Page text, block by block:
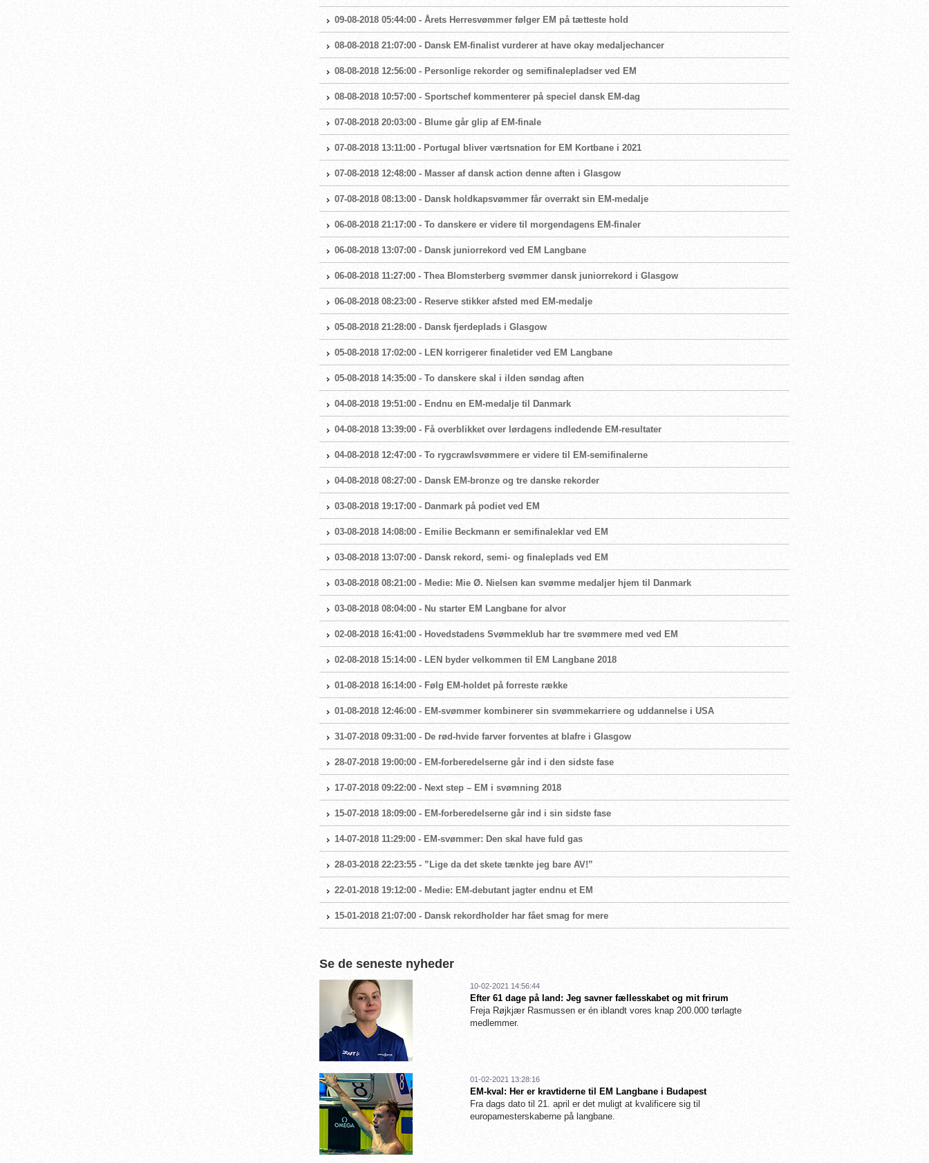
09-08-2018 05:44:00 - Årets Herresvømmer følger EM på tætteste hold
08-08-2018 21:07:00 - Dansk EM-finalist vurderer at have okay medaljechancer
08-08-2018 12:56:00 - Personlige rekorder og semifinalepladser ved EM
08-08-2018 10:57:00 - Sportschef kommenterer på speciel dansk EM-dag
07-08-2018 20:03:00 - Blume går glip af EM-finale
07-08-2018 13:11:00 - Portugal bliver værtsnation for EM Kortbane i 2021
07-08-2018 12:48:00 - Masser af dansk action denne aften i Glasgow
07-08-2018 08:13:00 - Dansk holdkapsvømmer får overrakt sin EM-medalje
06-08-2018 21:17:00 - To danskere er videre til morgendagens EM-finaler
06-08-2018 13:07:00 - Dansk juniorrekord ved EM Langbane
06-08-2018 11:27:00 - Thea Blomsterberg svømmer dansk juniorrekord i Glasgow
06-08-2018 08:23:00 - Reserve stikker afsted med EM-medalje
05-08-2018 21:28:00 - Dansk fjerdeplads i Glasgow
05-08-2018 17:02:00 - LEN korrigerer finaletider ved EM Langbane
05-08-2018 14:35:00 - To danskere skal i ilden søndag aften
04-08-2018 19:51:00 - Endnu en EM-medalje til Danmark
04-08-2018 13:39:00 - Få overblikket over lørdagens indledende EM-resultater
04-08-2018 12:47:00 - To rygcrawlsvømmere er videre til EM-semifinalerne
04-08-2018 08:27:00 - Dansk EM-bronze og tre danske rekorder
03-08-2018 19:17:00 - Danmark på podiet ved EM
03-08-2018 14:08:00 - Emilie Beckmann er semifinaleklar ved EM
03-08-2018 13:07:00 - Dansk rekord, semi- og finaleplads ved EM
03-08-2018 08:21:00 - Medie: Mie Ø. Nielsen kan svømme medaljer hjem til Danmark
03-08-2018 08:04:00 - Nu starter EM Langbane for alvor
02-08-2018 16:41:00 - Hovedstadens Svømmeklub har tre svømmere med ved EM
02-08-2018 15:14:00 - LEN byder velkommen til EM Langbane 2018
01-08-2018 16:14:00 - Følg EM-holdet på forreste række
01-08-2018 12:46:00 - EM-svømmer kombinerer sin svømmekarriere og uddannelse i USA
31-07-2018 09:31:00 - De rød-hvide farver forventes at blafre i Glasgow
28-07-2018 19:00:00 - EM-forberedelserne går ind i den sidste fase
17-07-2018 09:22:00 - Next step – EM i svømning 2018
15-07-2018 18:09:00 - EM-forberedelserne går ind i sin sidste fase
14-07-2018 11:29:00 - EM-svømmer: Den skal have fuld gas
28-03-2018 22:23:55 - ”Lige da det skete tænkte jeg bare AV!”
22-01-2018 19:12:00 - Medie: EM-debutant jagter endnu et EM
15-01-2018 21:07:00 - Dansk rekordholder har fået smag for mere
Se de seneste nyheder
10-02-2021 14:56:44
Efter 61 dage på land: Jeg savner fællesskabet og mit frirum
Freja Røjkjær Rasmussen er én iblandt vores knap 200.000 tørlagte
medlemmer.
01-02-2021 13:28:16
EM-kval: Her er kravtiderne til EM Langbane i Budapest
Fra dags dato til 21. april er det muligt at kvalificere sig til
europamesterskaberne på langbane.